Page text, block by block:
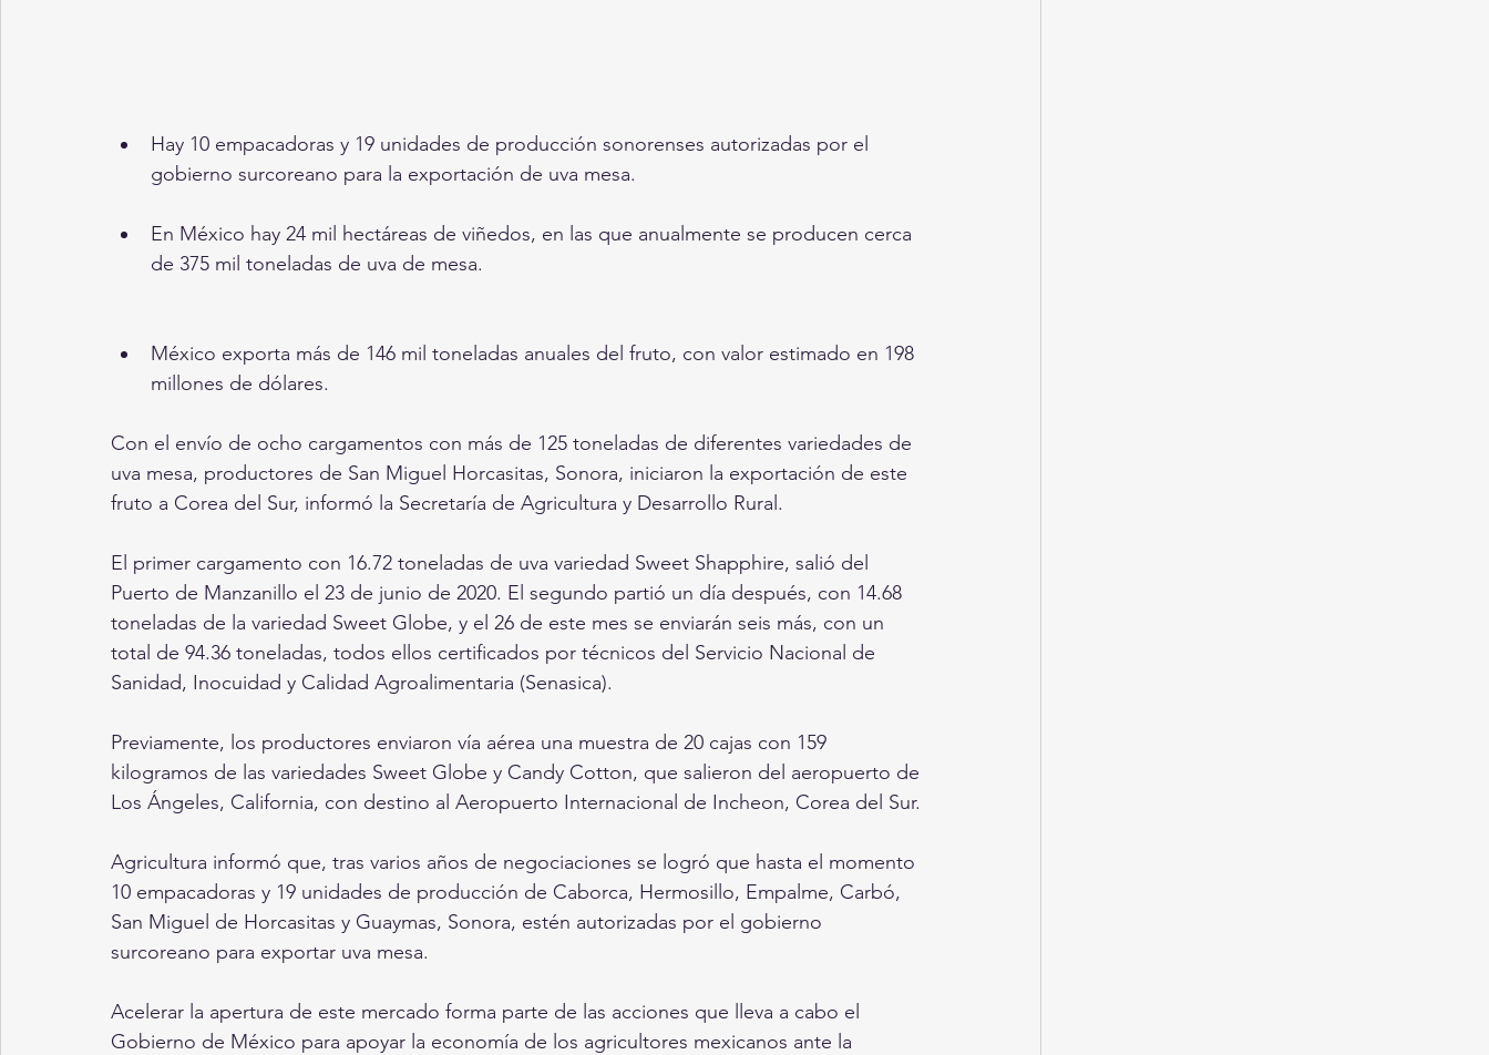
​Hay 10 empacadoras y 19 unidades de producción sonorenses autorizadas por el
gobierno surcoreano para la exportación de uva mesa.
​En México hay 24 mil hectáreas de viñedos, en las que anualmente se producen cerca
de 375 mil toneladas de uva de mesa.
​México exporta más de 146 mil toneladas anuales del fruto, con valor estimado en 198
millones de dólares.
Con el envío de ocho cargamentos con más de 125 toneladas de diferentes variedades de
uva mesa, productores de San Miguel Horcasitas, Sonora, iniciaron la exportación de este
fruto a Corea del Sur, informó la Secretaría de Agricultura y Desarrollo Rural.
El primer cargamento con 16.72 toneladas de uva variedad Sweet Shapphire, salió del
Puerto de Manzanillo el 23 de junio de 2020. El segundo partió un día después, con 14.68
toneladas de la variedad Sweet Globe, y el 26 de este mes se enviarán seis más, con un
total de 94.36 toneladas, todos ellos certificados por técnicos del Servicio Nacional de
Sanidad, Inocuidad y Calidad Agroalimentaria (Senasica).
Previamente, los productores enviaron vía aérea una muestra de 20 cajas con 159
kilogramos de las variedades Sweet Globe y Candy Cotton, que salieron del aeropuerto de
Los Ángeles, California, con destino al Aeropuerto Internacional de Incheon, Corea del Sur.
Agricultura informó que, tras varios años de negociaciones se logró que hasta el momento
10 empacadoras y 19 unidades de producción de Caborca, Hermosillo, Empalme, Carbó,
San Miguel de Horcasitas y Guaymas, Sonora, estén autorizadas por el gobierno
surcoreano para exportar uva mesa.
Acelerar la apertura de este mercado forma parte de las acciones que lleva a cabo el
Gobierno de México para apoyar la economía de los agricultores mexicanos ante la